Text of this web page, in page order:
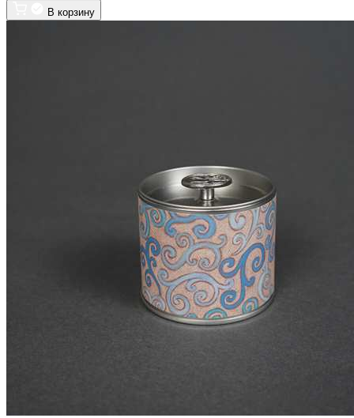
В корзину